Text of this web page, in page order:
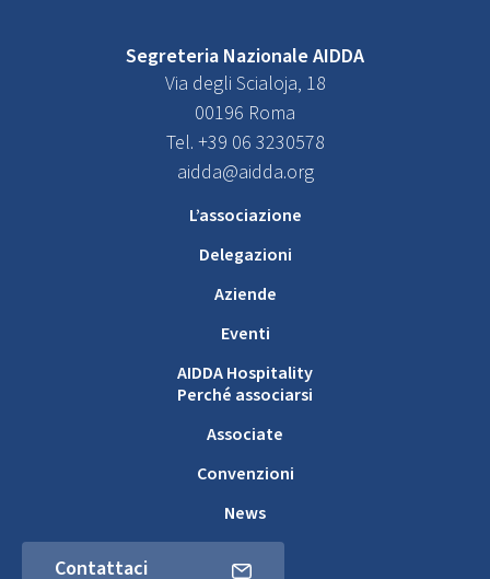
Segreteria Nazionale AIDDA
Via degli Scialoja, 18
00196 Roma
Tel. +39 06 3230578
aidda@aidda.org
L’associazione
Delegazioni
Aziende
Eventi
AIDDA Hospitality
Perché associarsi
Associate
Convenzioni
News
Contattaci